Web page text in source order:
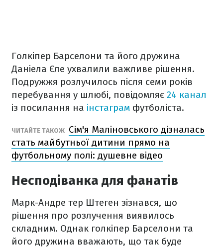
Голкіпер Барселони та його дружина
Даніела Єле ухвалили важливе рішення.
Подружжя розлучилось після семи років
перебування у шлюбі, повідомляє 24 канал
із посилання на інстаграм футболіста.
ЧИТАЙТЕ ТАКОЖ Сім'я Маліновського дізналась
стать майбутньої дитини прямо на
футбольному полі: душевне відео
Несподіванка для фанатів
Марк-Андре тер Штеген зізнався, що
рішення про розлучення виявилось
складним. Однак голкіпер Барселони та
його дружина вважають, що так буде